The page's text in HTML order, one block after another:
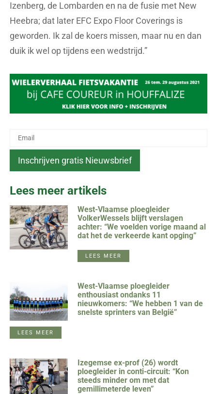
Izenberg, de Lombarden en na de fusie met New
Heebra; dat later EFC Expo Floor Coverings is
geworden. Ik zal de koers missen, maar nu en dan
duik ik wel op tijdens een wedstrijd.”
Lees meer artikels
West-Vlaamse ploegleider
VolkerWessels blijft verslagen
achter: “We voelden vorige maand al
dat het de verkeerde kant opging”
LEES MEER
West-Vlaamse ploegleider
enthousiast ondanks 11
nieuwkomers: “We hebben 1 van de
snelste sprinters van België”
LEES MEER
Izegemse ex-prof (26) wordt
ploegleider in conti-circuit: “Kon
steeds minder om met dat
gemillimeterde leven”